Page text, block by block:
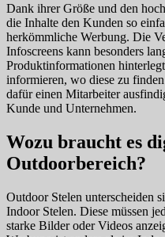
Dank ihrer Größe und den
die Inhalte den Kunden so
herkömmliche Werbung. Die
Infoscreens kann besonders
Produktinformationen
informieren, wo diese zu
dafür einen Mitarbeiter
Kunde und Unternehmen.
Wozu braucht es
Outdoorbereich?
Outdoor Stelen unterscheiden
Indoor Stelen. Diese müssen
starke Bilder oder Videos